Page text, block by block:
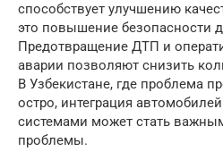
способствует улучшению
это повышение безопасности
Предотвращение ДТП и
аварии позволяют снизить
В Узбекистане, где проблема
остро, интеграция
системами может стать
проблемы.